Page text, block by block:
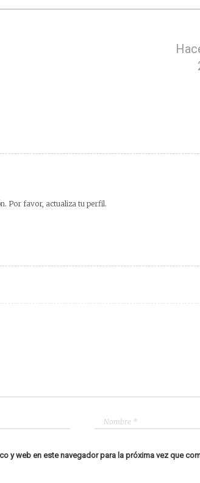
Por favor, actualiza tu perfil.
y web en este navegador para la próxima vez que